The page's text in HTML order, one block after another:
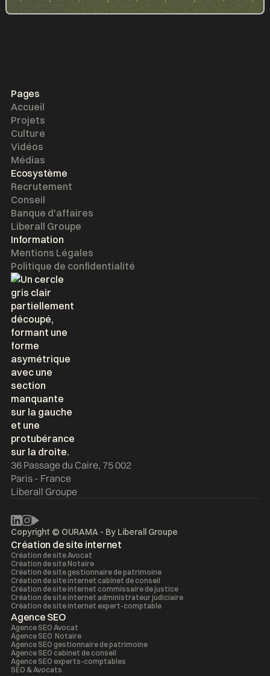
36 Passage du Caire, 75 002
Paris - France
Liberall Groupe
Pages
Accueil
Projets
Culture
Vidéos
Médias
Ecosystème
Recrutement
Conseil
Banque d'affaires
Liberall Groupe
Information
Mentions Légales
Politique de confidentialité
Copyright © OURAMA - By Liberall Groupe
Création de site internet
Création de site Avocat
Création de site Notaire
Création de site gestionnaire de patrimoine
Création de site internet cabinet de conseil
Création de site internet commissaire de justice
Création de site internet administrateur judiciaire
Création de site internet expert-comptable
Agence SEO
Agence SEO Avocat
Agence SEO Notaire
Agence SEO gestionnaire de patrimoine
Agence SEO cabinet de conseil
Agence SEO experts-comptables
SEO & Avocats